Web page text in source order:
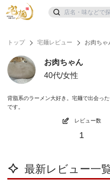
トップ 宅麺レビュー お肉ちゃ
お肉ちゃん
40代/女性
背脂系のラーメン大好き。宅麺で出会っ
です。
レビュー数
1
最新レビュー一